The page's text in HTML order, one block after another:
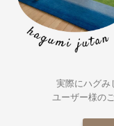
実際にハグみ
ユーザー様の